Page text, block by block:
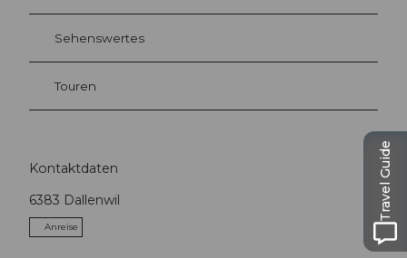
Sehenswertes
Touren
Kontaktdaten
6383 Dallenwil
Anreise
Travel Guide